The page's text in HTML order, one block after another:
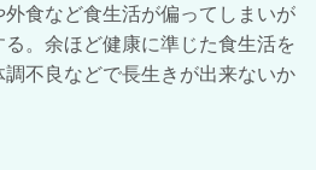
食など食生活が偏ってしまいが
。余ほど健康に準じた食生活を
不良などで長生きが出来ないか